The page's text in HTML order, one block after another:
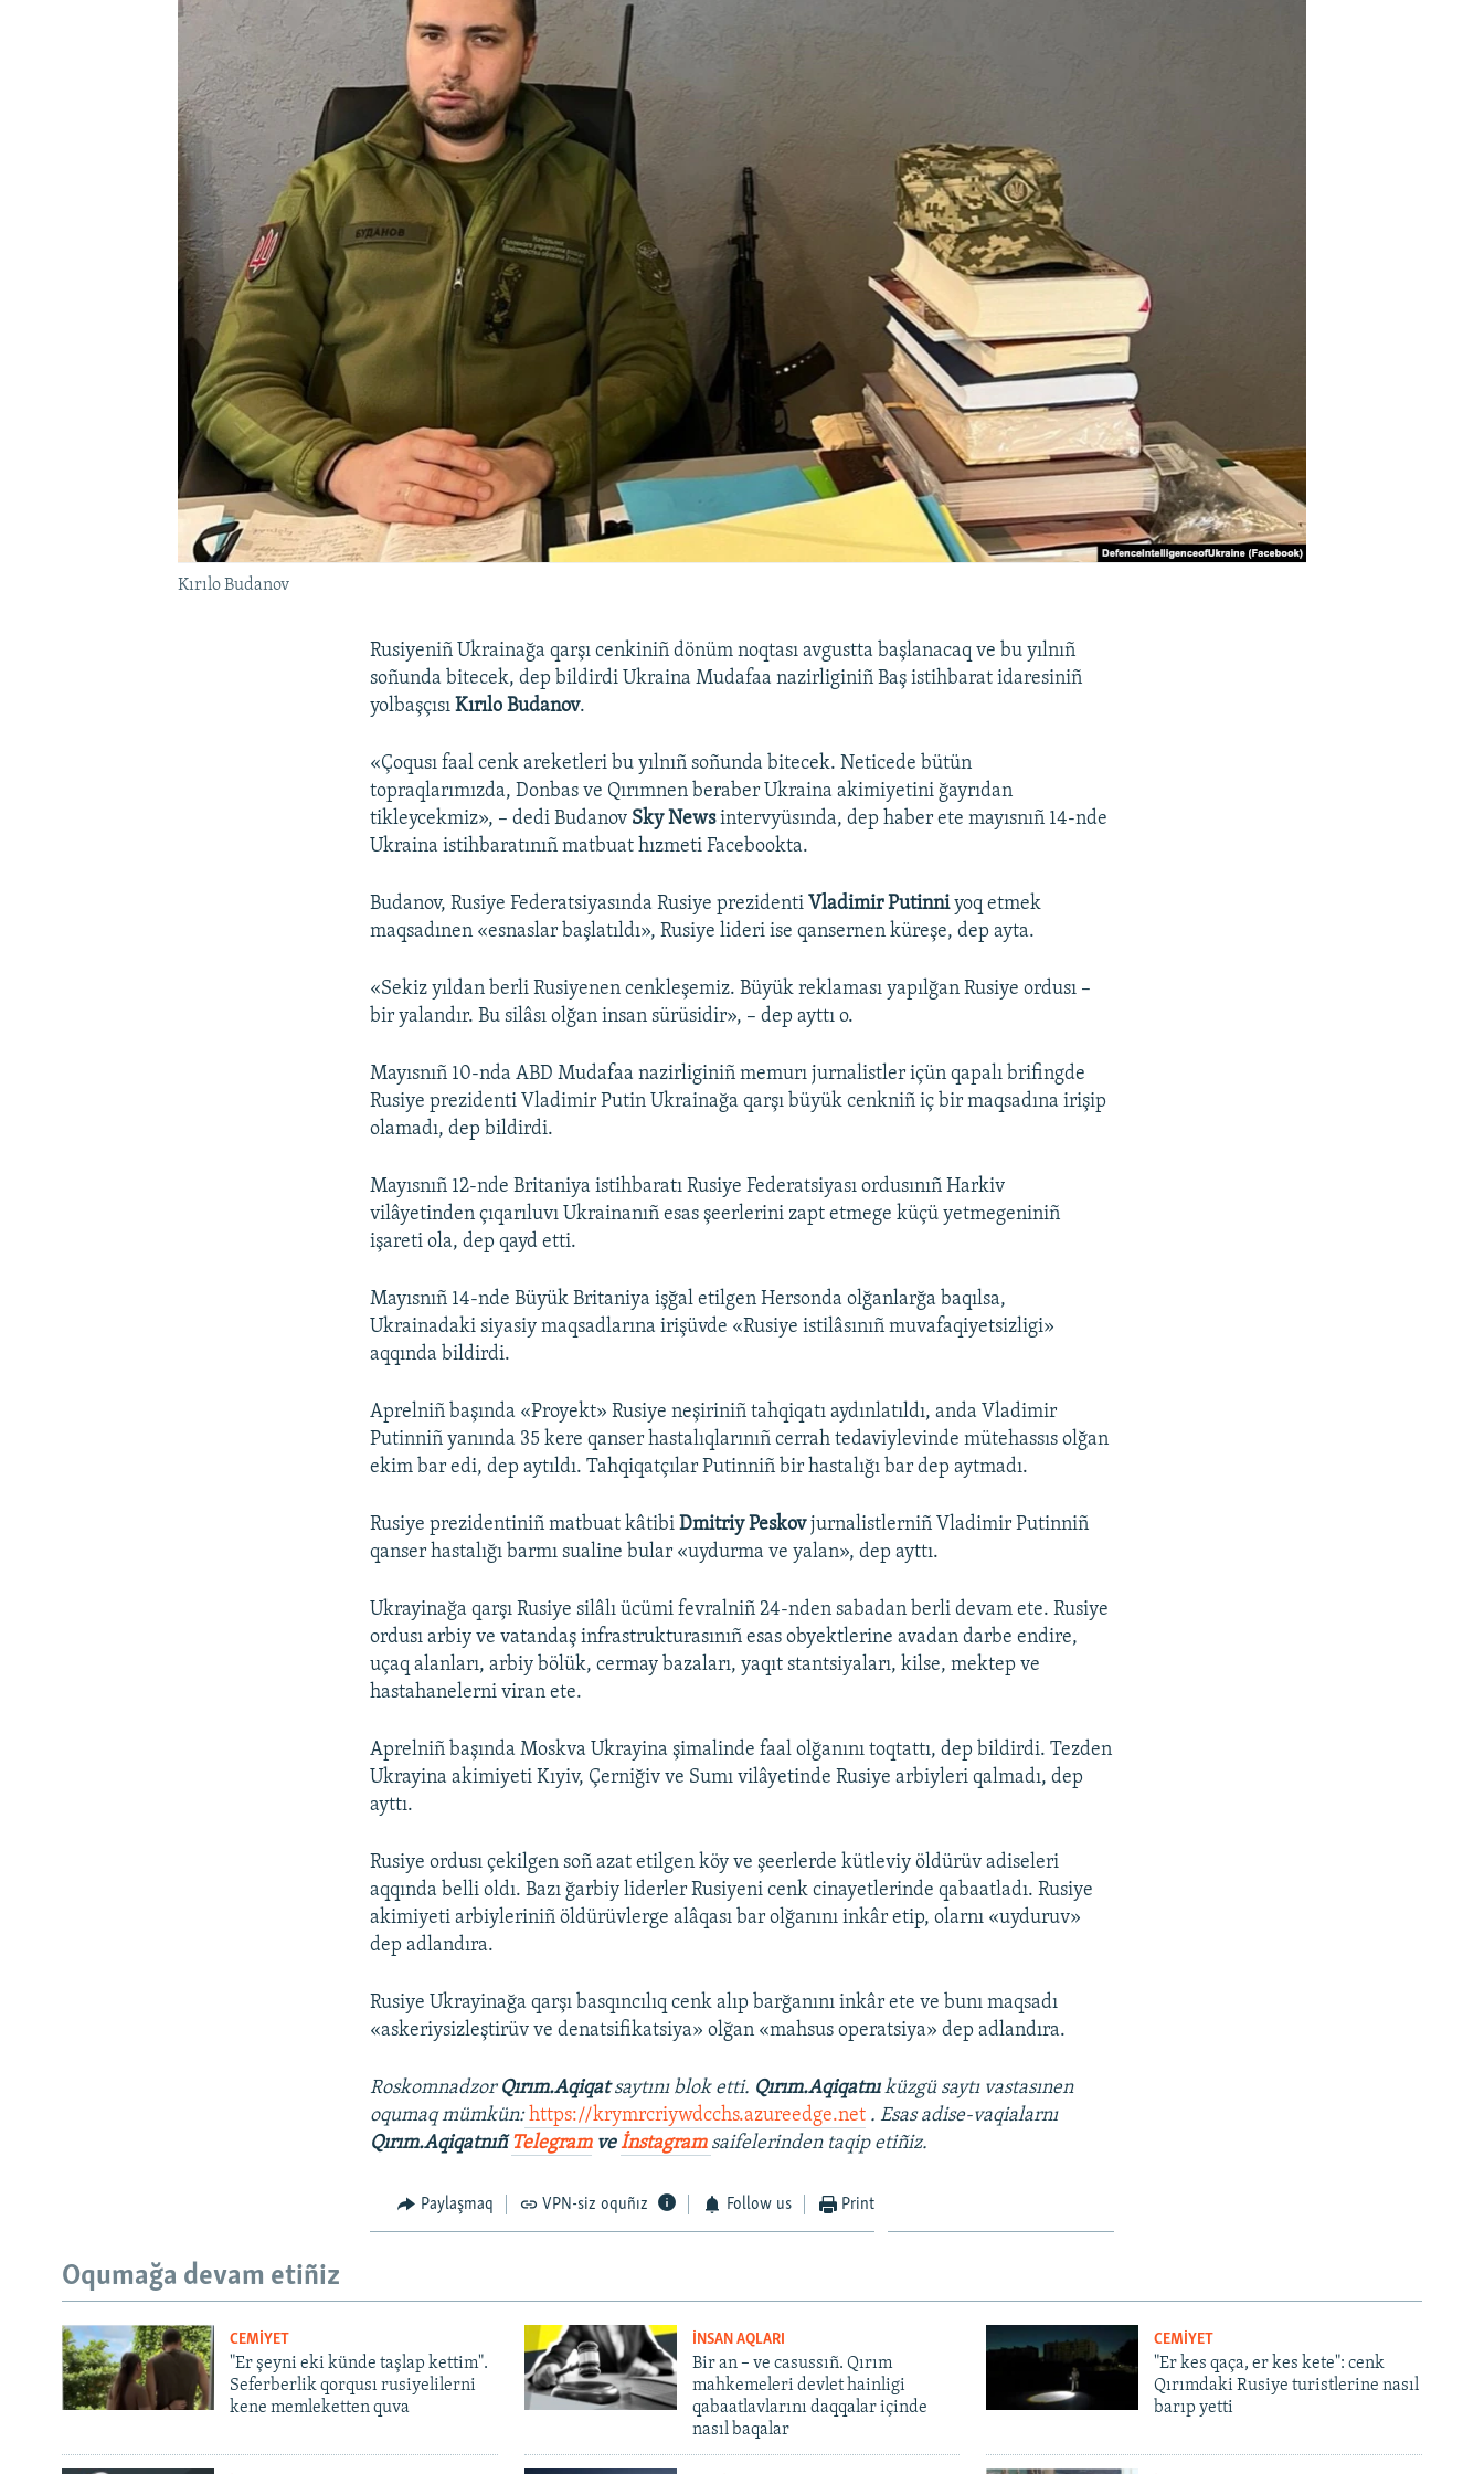
Kırılo Budanov
Rusiyeniñ Ukrainağa qarşı cenkiniñ dönüm noqtası avgustta başlanacaq ve bu yılnıñ
soñunda bitecek, dep bildirdi Ukraina Mudafaa nazirliginiñ Baş istihbarat idaresiniñ
yolbaşçısıKırılo Budanov.
«Çoqusı faal cenk areketleri bu yılnıñ soñunda bitecek. Neticede bütün
topraqlarımızda, Donbas ve Qırımnen beraber Ukraina akimiyetini ğayrıdan
tikleycekmiz», – dedi Budanov Sky Newsintervyüsında, dep haber ete mayısnıñ 14-nde
Ukraina istihbaratınıñ matbuat hızmeti Facebookta.
Budanov, Rusiye Federatsiyasında Rusiye prezidenti Vladimir Putinniyoq etmek
maqsadınen «esnaslar başlatıldı», Rusiye lideri ise qansernen küreşe, dep ayta.
«Sekiz yıldan berli Rusiyenen cenkleşemiz. Büyük reklaması yapılğan Rusiye ordusı –
bir yalandır. Bu silâsı olğan insan sürüsidir», – dep ayttı o.
Mayısnıñ 10-nda ABD Mudafaa nazirliginiñ memurı jurnalistler içün qapalı brifingde
Rusiye prezidenti Vladimir Putin Ukrainağa qarşı büyük cenkniñ iç bir maqsadına irişip
olamadı, dep bildirdi.
Mayısnıñ 12-nde Britaniya istihbaratı Rusiye Federatsiyası ordusınıñ Harkiv
vilâyetinden çıqarıluvı Ukrainanıñ esas şeerlerini zapt etmege küçü yetmegeniniñ
işareti ola, dep qayd etti.
Mayısnıñ 14-nde Büyük Britaniya işğal etilgen Hersonda olğanlarğa baqılsa,
Ukrainadaki siyasiy maqsadlarına irişüvde «Rusiye istilâsınıñ muvafaqiyetsizligi»
aqqında bildirdi.
Aprelniñ başında «Proyekt» Rusiye neşiriniñ tahqiqatı aydınlatıldı, anda Vladimir
Putinniñ yanında 35 kere qanser hastalıqlarınıñ cerrah tedaviylevinde mütehassıs olğan
ekim bar edi, dep aytıldı. Tahqiqatçılar Putinniñ bir hastalığı bar dep aytmadı.
Rusiye prezidentiniñ matbuat kâtibiDmitriy Peskovjurnalistlerniñ Vladimir Putinniñ
qanser hastalığı barmı sualine bular «uydurma ve yalan», dep ayttı.
Ukrayinağa qarşı Rusiye silâlı ücümi fevralniñ 24-nden sabadan berli devam ete. Rusiye
ordusı arbiy ve vatandaş infrastrukturasınıñ esas obyektlerine avadan darbe endire,
uçaq alanları, arbiy bölük, cermay bazaları, yaqıt stantsiyaları, kilse, mektep ve
hastahanelerni viran ete.
Aprelniñ başında Moskva Ukrayina şimalinde faal olğanını toqtattı, dep bildirdi. Tezden
Ukrayina akimiyeti Kıyiv, Çerniğiv ve Sumı vilâyetinde Rusiye arbiyleri qalmadı, dep
ayttı.
Rusiye ordusı çekilgen soñ azat etilgen köy ve şeerlerde kütleviy öldürüv adiseleri
aqqında belli oldı. Bazı ğarbiy liderler Rusiyeni cenk cinayetlerinde qabaatladı. Rusiye
akimiyeti arbiyleriniñ öldürüvlerge alâqası bar olğanını inkâr etip, olarnı «uyduruv»
dep adlandıra.
Rusiye Ukrayinağa qarşı basqıncılıq cenk alıp barğanını inkâr ete ve bunı maqsadı
«askeriysizleştirüv ve denatsifikatsiya» olğan «mahsus operatsiya» dep adlandıra.
Roskomnadzor Qırım.Aqiqatsaytını blok etti. Qırım.Aqiqatnıküzgü saytı vastasınen
oqumaq mümkün: https://krymrcriywdcchs.azureedge.net . Esas adise-vaqialarnı
Qırım.AqiqatnıñTelegramveİnstagram saifelerinden taqip etiñiz.
Paylaşmaq VPN-siz oquñız Follow us Print
Oqumağa devam etiñiz
CEMİYET
"Er şeyni eki künde taşlap kettim".
Seferberlik qorqusı rusiyelilerni
kene memleketten quva
İNSAN AQLARI
Bir an – ve casussıñ. Qırım
mahkemeleri devlet hainligi
qabaatlavlarını daqqalar içinde
nasıl baqalar
CEMİYET
"Er kes qaça, er kes kete": cenk
Qırımdaki Rusiye turistlerine nasıl
barıp yetti